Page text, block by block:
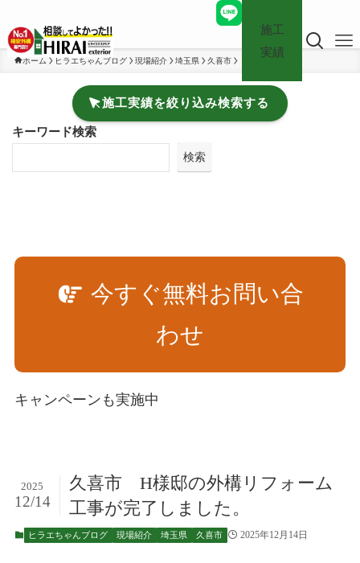
施工
実績
ホーム ヒラエちゃんブログ 現場紹介 埼玉県 久喜市
施工実績を絞り込み検索する
キーワード検索
検索
今すぐ無料お問い合
わせ
キャンペーンも実施中
久喜市 H様邸の外構リフォーム
工事が完了しました。
2025
12/14
ヒラエちゃんブログ 現場紹介 埼玉県 久喜市 2025年12月14日